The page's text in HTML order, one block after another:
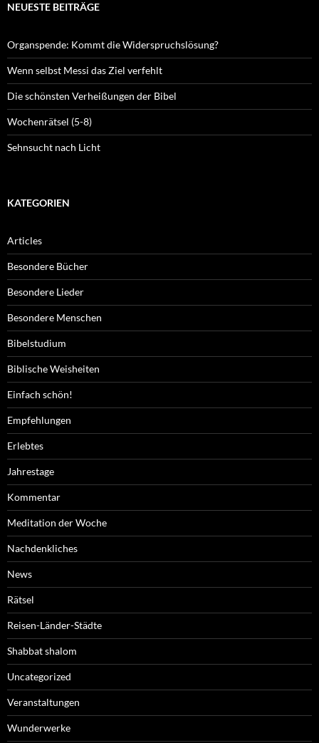
NEUESTE BEITRÄGE
Organspende: Kommt die Widerspruchslösung?
Wenn selbst Messi das Ziel verfehlt
Die schönsten Verheißungen der Bibel
Wochenrätsel (5-8)
Sehnsucht nach Licht
KATEGORIEN
Articles
Besondere Bücher
Besondere Lieder
Besondere Menschen
Bibelstudium
Biblische Weisheiten
Einfach schön!
Empfehlungen
Erlebtes
Jahrestage
Kommentar
Meditation der Woche
Nachdenkliches
News
Rätsel
Reisen-Länder-Städte
Shabbat shalom
Uncategorized
Veranstaltungen
Wunderwerke